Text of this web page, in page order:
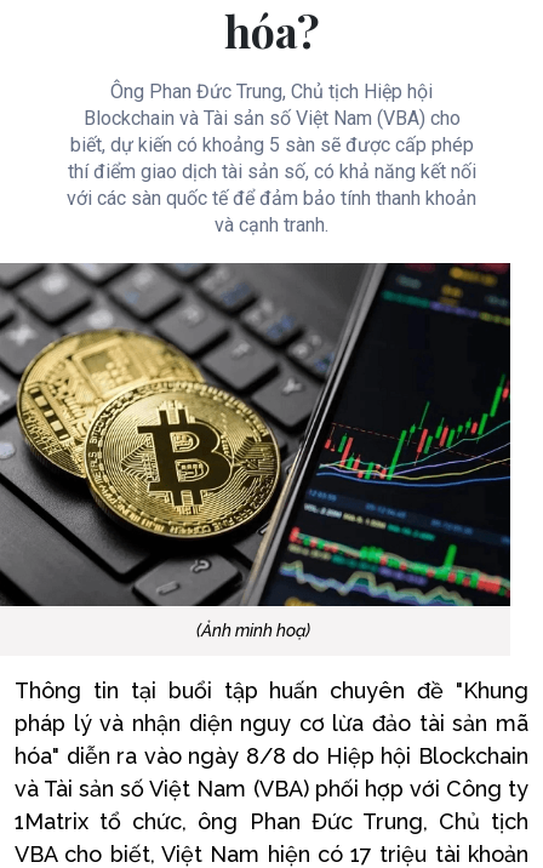
hóa?
Ông Phan Đức Trung, Chủ tịch Hiệp hội
Blockchain và Tài sản số Việt Nam (VBA) cho
biết, dự kiến có khoảng 5 sàn sẽ được cấp phép
thí điểm giao dịch tài sản số, có khả năng kết nối
với các sàn quốc tế để đảm bảo tính thanh khoản
và cạnh tranh.
(Ảnh minh hoạ)
Thông tin tại buổi tập huấn chuyên đề "Khung
pháp lý và nhận diện nguy cơ lừa đảo tài sản mã
hóa" diễn ra vào ngày 8/8 do Hiệp hội Blockchain
và Tài sản số Việt Nam (VBA) phối hợp với Công ty
1Matrix tổ chức, ông Phan Đức Trung, Chủ tịch
VBA cho biết, Việt Nam hiện có 17 triệu tài khoản